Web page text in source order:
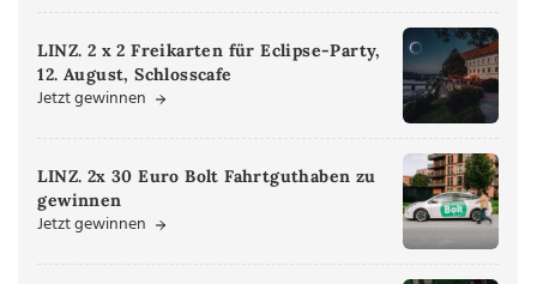
LINZ. 2 x 2 Freikarten für Eclipse-Party,
12. August, Schlosscafe
Jetzt gewinnen
LINZ. 2x 30 Euro Bolt Fahrtguthaben zu
gewinnen
Jetzt gewinnen